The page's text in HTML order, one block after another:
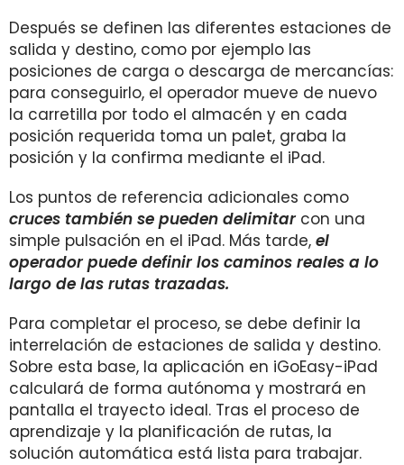
Después se definen las diferentes estaciones de
salida y destino, como por ejemplo las
posiciones de carga o descarga de mercancías:
para conseguirlo, el operador mueve de nuevo
la carretilla por todo el almacén y en cada
posición requerida toma un palet, graba la
posición y la confirma mediante el iPad.
Los puntos de referencia adicionales como
cruces también se pueden delimitarcon una
simple pulsación en el iPad. Más tarde, el
operador puede definir los caminos reales a lo
largo de las rutas trazadas.
Para completar el proceso, se debe definir la
interrelación de estaciones de salida y destino.
Sobre esta base, la aplicación en iGoEasy-iPad
calculará de forma autónoma y mostrará en
pantalla el trayecto ideal. Tras el proceso de
aprendizaje y la planificación de rutas, la
solución automática está lista para trabajar.